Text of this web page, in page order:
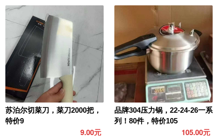
苏泊尔切菜刀，菜刀2000把，
特价9
9.00元
品牌304压力锅，22-24-26一系
列！80件，特价105
105.00元